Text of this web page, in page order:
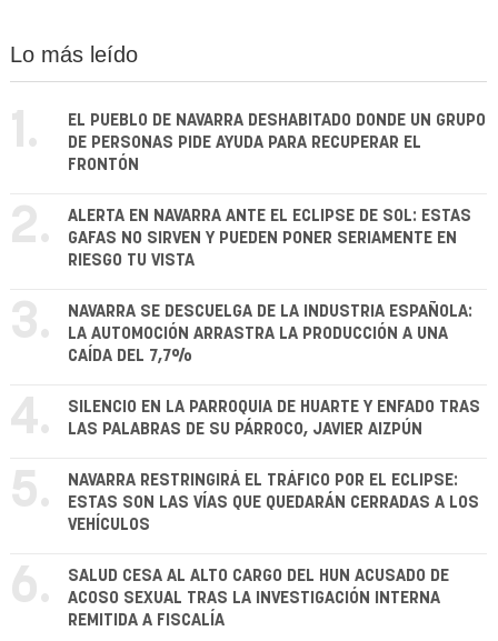
Lo más leído
1.
EL PUEBLO DE NAVARRA DESHABITADO DONDE UN GRUPO
DE PERSONAS PIDE AYUDA PARA RECUPERAR EL
FRONTÓN
2.
ALERTA EN NAVARRA ANTE EL ECLIPSE DE SOL: ESTAS
GAFAS NO SIRVEN Y PUEDEN PONER SERIAMENTE EN
RIESGO TU VISTA
3.
NAVARRA SE DESCUELGA DE LA INDUSTRIA ESPAÑOLA:
LA AUTOMOCIÓN ARRASTRA LA PRODUCCIÓN A UNA
CAÍDA DEL 7,7%
4.
SILENCIO EN LA PARROQUIA DE HUARTE Y ENFADO TRAS
LAS PALABRAS DE SU PÁRROCO, JAVIER AIZPÚN
5.
NAVARRA RESTRINGIRÁ EL TRÁFICO POR EL ECLIPSE:
ESTAS SON LAS VÍAS QUE QUEDARÁN CERRADAS A LOS
VEHÍCULOS
6.
SALUD CESA AL ALTO CARGO DEL HUN ACUSADO DE
ACOSO SEXUAL TRAS LA INVESTIGACIÓN INTERNA
REMITIDA A FISCALÍA